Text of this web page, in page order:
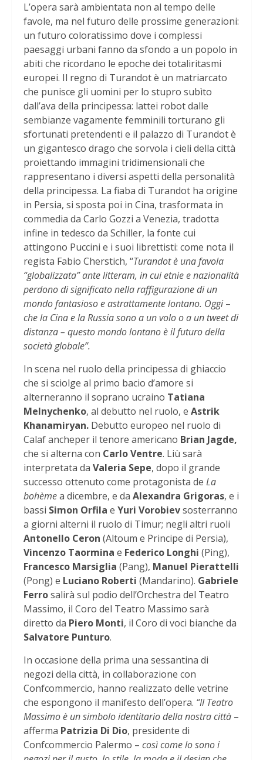
L’opera sarà ambientata non al tempo delle
favole, ma nel futuro delle prossime generazioni:
un futuro coloratissimo dove i complessi
paesaggi urbani fanno da sfondo a un popolo in
abiti che ricordano le epoche dei totaliritasmi
europei. Il regno di Turandot è un matriarcato
che punisce gli uomini per lo stupro subìto
dall’ava della principessa: lattei robot dalle
sembianze vagamente femminili torturano gli
sfortunati pretendenti e il palazzo di Turandot è
un gigantesco drago che sorvola i cieli della città
proiettando immagini tridimensionali che
rappresentano i diversi aspetti della personalità
della principessa. La fiaba di Turandot ha origine
in Persia, si sposta poi in Cina, trasformata in
commedia da Carlo Gozzi a Venezia, tradotta
infine in tedesco da Schiller, la fonte cui
attingono Puccini e i suoi librettisti: come nota il
regista Fabio Cherstich, “Turandot è una favola
“globalizzata” ante litteram, in cui etnie e nazionalità
perdono di significato nella raffigurazione di un
mondo fantasioso e astrattamente lontano. Oggi–
che la Cina e la Russia sono a un volo o a un tweet di
distanza – questo mondo lontano è il futuro della
società globale”.
In scena nel ruolo della principessa di ghiaccio
che si sciolge al primo bacio d’amore si
alterneranno il soprano ucraino Tatiana
Melnychenko, al debutto nel ruolo, e Astrik
Khanamiryan. Debutto europeo nel ruolo di
Calaf ancheper il tenore americano Brian Jagde,
che si alterna con Carlo Ventre. Liù sarà
interpretata da Valeria Sepe, dopo il grande
successo ottenuto come protagonista de La
bohèmea dicembre, e da Alexandra Grigoras, e i
bassi Simon Orfila e Yuri Vorobievsosterranno
a giorni alterni il ruolo di Timur; negli altri ruoli
Antonello Ceron (Altoum e Principe di Persia),
Vincenzo Taormina e Federico Longhi (Ping),
Francesco Marsiglia (Pang), Manuel Pierattelli
(Pong) e Luciano Roberti (Mandarino). Gabriele
Ferrosalirà sul podio dell’Orchestra del Teatro
Massimo, il Coro del Teatro Massimo sarà
diretto da Piero Monti, il Coro di voci bianche da
Salvatore Punturo.
In occasione della prima una sessantina di
negozi della città, in collaborazione con
Confcommercio, hanno realizzato delle vetrine
che espongono il manifesto dell’opera. “Il Teatro
Massimo è un simbolo identitario della nostra città –
afferma Patrizia Di Dio, presidente di
Confcommercio Palermo – così come lo sono i